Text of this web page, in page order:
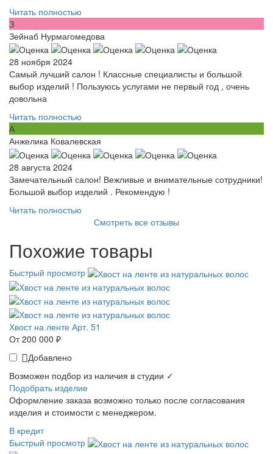
Читать полностью
З
Зейнаб Нурмагомедова
28 ноября 2024
Самый лучший салон ! Классные специалисты и большой
выбор изделий ! Пользуюсь услугами не первый год , очень
довольна
Читать полностью
А
Анжелика Ковалевская
28 августа 2024
Замечательный салон! Вежливые и внимательные сотрудники!
Большой выбор изделий . Рекомендую !
Читать полностью
Смотреть все отзывы
Похожие товары
Быстрый просмотр
Хвост на ленте Арт. 51
От 200 000 ₽
Добавлено
Возможен подбор из наличия в студии ✓
Подобрать изделие
Оформление заказа возможно только после согласования
изделия и стоимости с менеджером.
В кредит
Быстрый просмотр